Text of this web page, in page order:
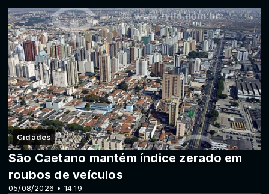
Cidades
05/08/2026 • 14:19
São Caetano mantém índice zerado em
roubos de veículos